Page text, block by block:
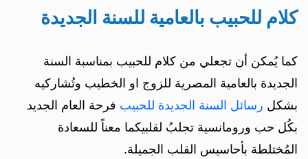
كلام للحبيب بالعامية للسنة الجديدة
كما يُمكن أن تجعلي من كلام للحبيب بمناسبة السنة
الجديدة بالعامية المصرية للزوج او الخطيب وتُشاركيه
بشكل رسائل السنة الجديدة للحبيب فرحة العام الجديد
بكُل حب ورومانسية تجلبُ لقلبيكما معناً للسعادة
المُختلطة بأحاسيس القلب الجميلة.